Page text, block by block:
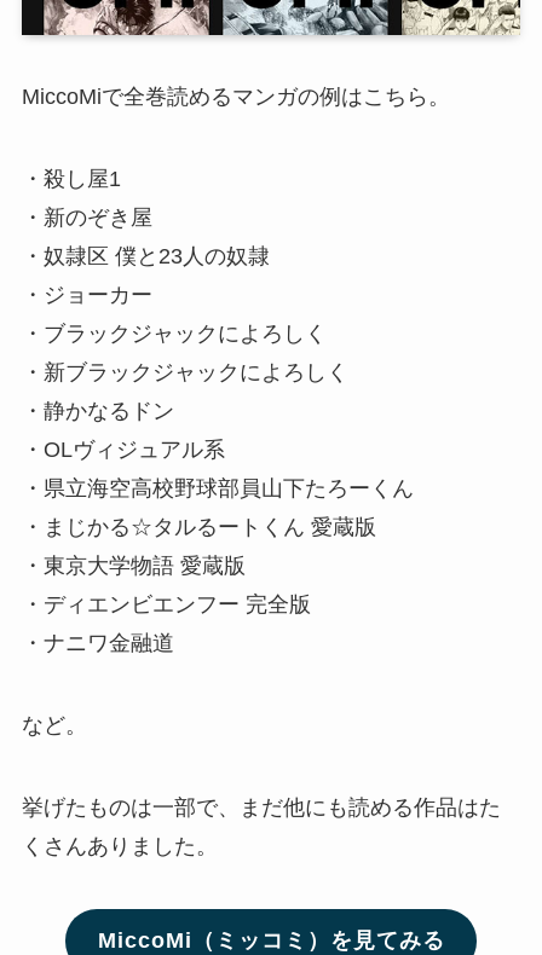
MiccoMiで全巻読めるマンガの例はこちら。
・殺し屋1
・新のぞき屋
・奴隷区 僕と23人の奴隷
・ジョーカー
・ブラックジャックによろしく
・新ブラックジャックによろしく
・静かなるドン
・OLヴィジュアル系
・県立海空高校野球部員山下たろーくん
・まじかる☆タルるートくん 愛蔵版
・東京大学物語 愛蔵版
・ディエンビエンフー 完全版
・ナニワ金融道
など。
挙げたものは一部で、まだ他にも読める作品はた
くさんありました。
MiccoMi（ミッコミ）を見てみる